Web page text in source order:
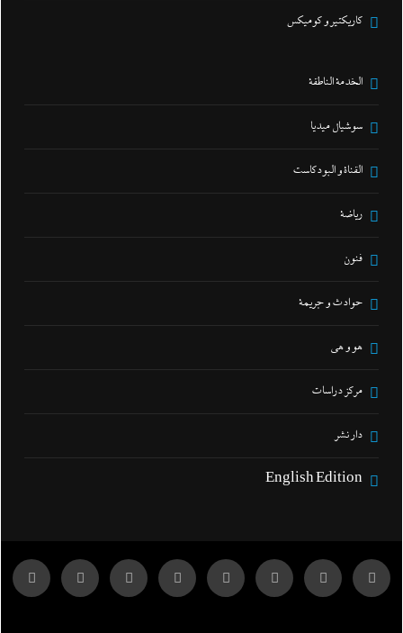
كاريكتير و كوميكس
الخدمة الناطقة
سوشيال ميديا
القناة و البودكاست
رياضة
فنون
حوادث و جريمة
هو و هي
مركز دراسات
دار نشر
English Edition